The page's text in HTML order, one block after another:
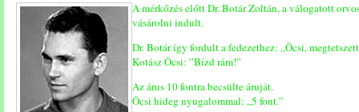
A mérkőzés előtt Dr. Botár Zoltán, a válogatott
vásárolni indult.
Dr. Botár így fordult a fedezethez: „Öcsi,
Kotász Öcsi: ”Bízd rám!”
Az árus 10 fontra becsülte áruját.
Öcsi hideg nyugalommal: „5 font.”